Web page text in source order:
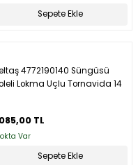
Sepete Ekle
4772190140 Süngüsü
Lokma Uçlu Tornavida 14
TL
Var
Sepete Ekle